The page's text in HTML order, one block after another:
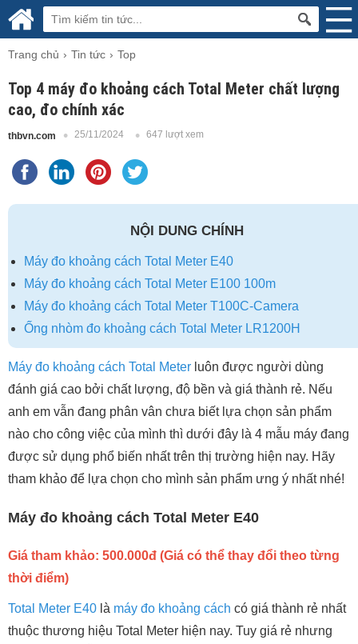
Trang chủ Tin tức Top
Top 4 máy đo khoảng cách Total Meter chất lượng
cao, đo chính xác
thbvn.com 25/11/2024 647 lượt xem
NỘI DUNG CHÍNH
Máy đo khoảng cách Total Meter E40
Máy đo khoảng cách Total Meter E100 100m
Máy đo khoảng cách Total Meter T100C-Camera
Ống nhòm đo khoảng cách Total Meter LR1200H
Máy đo khoảng cách Total Meter luôn được người dùng
đánh giá cao bởi chất lượng, độ bền và giá thành rẻ. Nếu
anh em vẫn đang phân vân chưa biết lựa chọn sản phẩm
nào cho công việc của mình thì dưới đây là 4 mẫu máy đang
được sử dụng phổ biến nhất trên thị trường hiện nay. Hãy
tham khảo để lựa chọn cho mình sản phẩm ưng ý nhất nhé!
Máy đo khoảng cách Total Meter E40
Giá tham khảo: 500.000đ (Giá có thể thay đổi theo từng
thời điểm)
Total Meter E40 là máy đo khoảng cách có giá thành rẻ nhất
thuộc thương hiệu Total Meter hiện nay. Tuy giá rẻ nhưng